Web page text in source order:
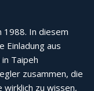
1988. In diesem
Einladung aus
Taipeh
zusammen, die
wirklich zu wissen,